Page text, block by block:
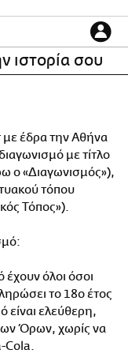
ιστορία σου
με έδρα την Αθήνα
με τίτλο
ο «Διαγωνισμός»),
τόπου
Τόπος»).
όλοι όσοι
το 18ο έτος
είναι ελεύθερη,
Όρων, χωρίς να
Cola.